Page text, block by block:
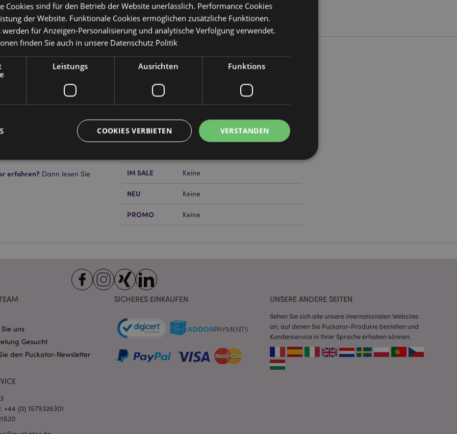
3,0cm
Messing), Baumwoll-Schnur
Edelsteine, die in Ton und
abweichen können.
erfahren? Dann lesen Sie
Produktattribute
Information
Abmessungen Höhe 3cm Breite 1.5cm Tiefe 0.5cm
Kartonmenge 108
IM SALE Keine
NEU Keine
PROMO Keine
uns
Gesucht
den Puckator-Newsletter
(0) 1579326301
SICHERES EINKAUFEN UNSERE ANDERE SEITEN
Sehen Sie sich alle unsere internationalen Websites
an, auf denen Sie Puckator-Produkte bestellen und
Kundenservice in Ihrer Sprache erhalten können.
Cookies sind für den Betrieb der Website unerlässlich. Performance Cookies
der Website. Funktionale Cookies ermöglichen zusätzliche Funktionen.
werden für Anzeigen-Personalisierung und analytische Verfolgung verwendet.
finden Sie auch in unsere Datenschutz Politik
Leistungs Ausrichten Funktions
VERSTANDEN
COOKIES VERBIETEN
Ablauf Beschreibung
1 Monat
Dieses Cookie wird vom Cookie-Script.com-Dienst
von Cookie-Script.com muss ordnungsgemäß
funktionieren.
Adobe Inc.
1 Tag
Dieses Cookie wird verwendet, um das
Zwischenspeichern von Inhalten im Browser zu
erleichtern und das Laden von Seiten zu
1 Tag 16
Stunden
Cookie, das von Anwendungen generiert wird, die
auf der PHP-Sprache basieren. Dies ist eine
Benutzersitzungsvariablen verwendet wird.
Normalerweise handelt es sich um eine zufällig
generierte Zahl. Die Art und Weise, wie sie
verwendet wird, kann für die Site spezifisch sein.
Adobe Inc.
www.puckator.de